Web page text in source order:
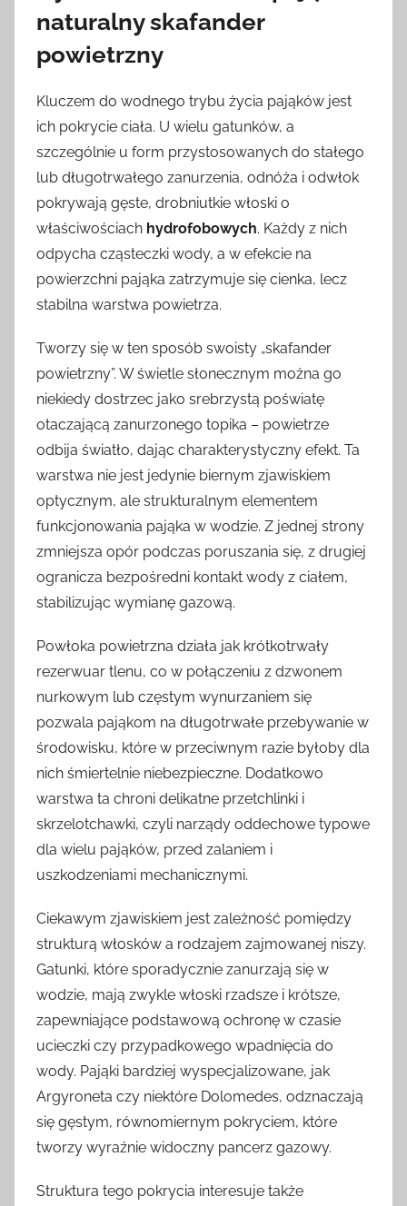
naturalny skafander
powietrzny
Kluczem do wodnego trybu życia pająków jest
ich pokrycie ciała. U wielu gatunków, a
szczególnie u form przystosowanych do stałego
lub długotrwałego zanurzenia, odnóża i odwłok
pokrywają gęste, drobniutkie włoski o
właściwościach hydrofobowych. Każdy z nich
odpycha cząsteczki wody, a w efekcie na
powierzchni pająka zatrzymuje się cienka, lecz
stabilna warstwa powietrza.
Tworzy się w ten sposób swoisty „skafander
powietrzny”. W świetle słonecznym można go
niekiedy dostrzec jako srebrzystą poświatę
otaczającą zanurzonego topika – powietrze
odbija światło, dając charakterystyczny efekt. Ta
warstwa nie jest jedynie biernym zjawiskiem
optycznym, ale strukturalnym elementem
funkcjonowania pająka w wodzie. Z jednej strony
zmniejsza opór podczas poruszania się, z drugiej
ogranicza bezpośredni kontakt wody z ciałem,
stabilizując wymianę gazową.
Powłoka powietrzna działa jak krótkotrwały
rezerwuar tlenu, co w połączeniu z dzwonem
nurkowym lub częstym wynurzaniem się
pozwala pająkom na długotrwałe przebywanie w
środowisku, które w przeciwnym razie byłoby dla
nich śmiertelnie niebezpieczne. Dodatkowo
warstwa ta chroni delikatne przetchlinki i
skrzelotchawki, czyli narządy oddechowe typowe
dla wielu pająków, przed zalaniem i
uszkodzeniami mechanicznymi.
Ciekawym zjawiskiem jest zależność pomiędzy
strukturą włosków a rodzajem zajmowanej niszy.
Gatunki, które sporadycznie zanurzają się w
wodzie, mają zwykle włoski rzadsze i krótsze,
zapewniające podstawową ochronę w czasie
ucieczki czy przypadkowego wpadnięcia do
wody. Pająki bardziej wyspecjalizowane, jak
Argyroneta czy niektóre Dolomedes, odznaczają
się gęstym, równomiernym pokryciem, które
tworzy wyraźnie widoczny pancerz gazowy.
Struktura tego pokrycia interesuje także